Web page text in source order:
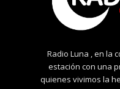
Radio Luna , en la
estación con una
quienes vivimos la